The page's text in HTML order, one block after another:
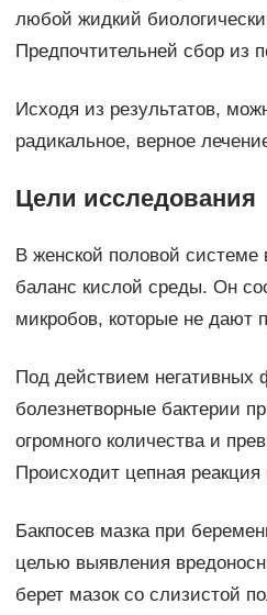
любой жидкий
Предпочтительней сбор из
Исходя из результатов,
радикальное, верное
Цели исследования
В женской половой системе
баланс кислой среды. Он
микробов, которые не дают
Под действием негативных
болезнетворные бактерии
огромного количества и
Происходит цепная реакция
Бакпосев мазка при
целью выявления
берет мазок со слизистой